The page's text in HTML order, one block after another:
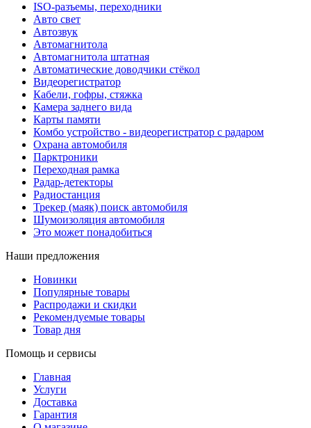
ISO-разъемы, переходники
Авто свет
Автозвук
Автомагнитола
Автомагнитола штатная
Автоматические доводчики стёкол
Видеорегистратор
Кабели, гофры, стяжка
Камера заднего вида
Карты памяти
Комбо устройство - видеорегистратор с радаром
Охрана автомобиля
Парктроники
Переходная рамка
Радар-детекторы
Радиостанция
Трекер (маяк) поиск автомобиля
Шумоизоляция автомобиля
Это может понадобиться
Наши предложения
Новинки
Популярные товары
Распродажи и скидки
Рекомендуемые товары
Товар дня
Помощь и сервисы
Главная
Услуги
Доставка
Гарантия